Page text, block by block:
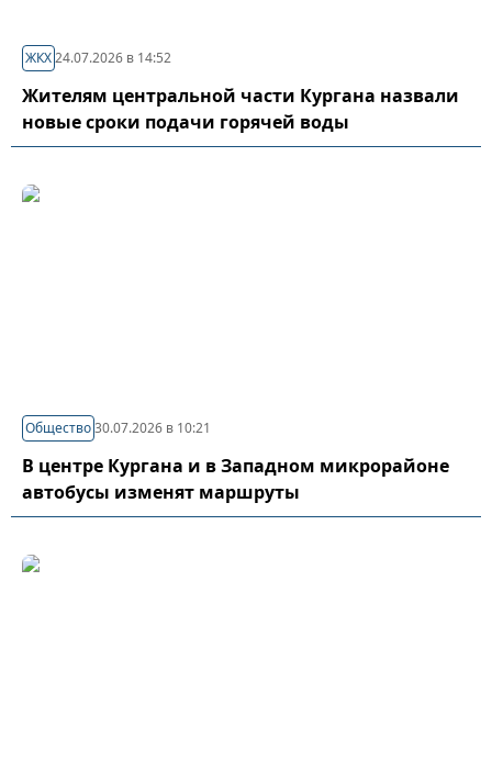
ЖКХ24.07.2026 в 14:52
Жителям центральной части Кургана назвали
новые сроки подачи горячей воды
Общество30.07.2026 в 10:21
В центре Кургана и в Западном микрорайоне
автобусы изменят маршруты